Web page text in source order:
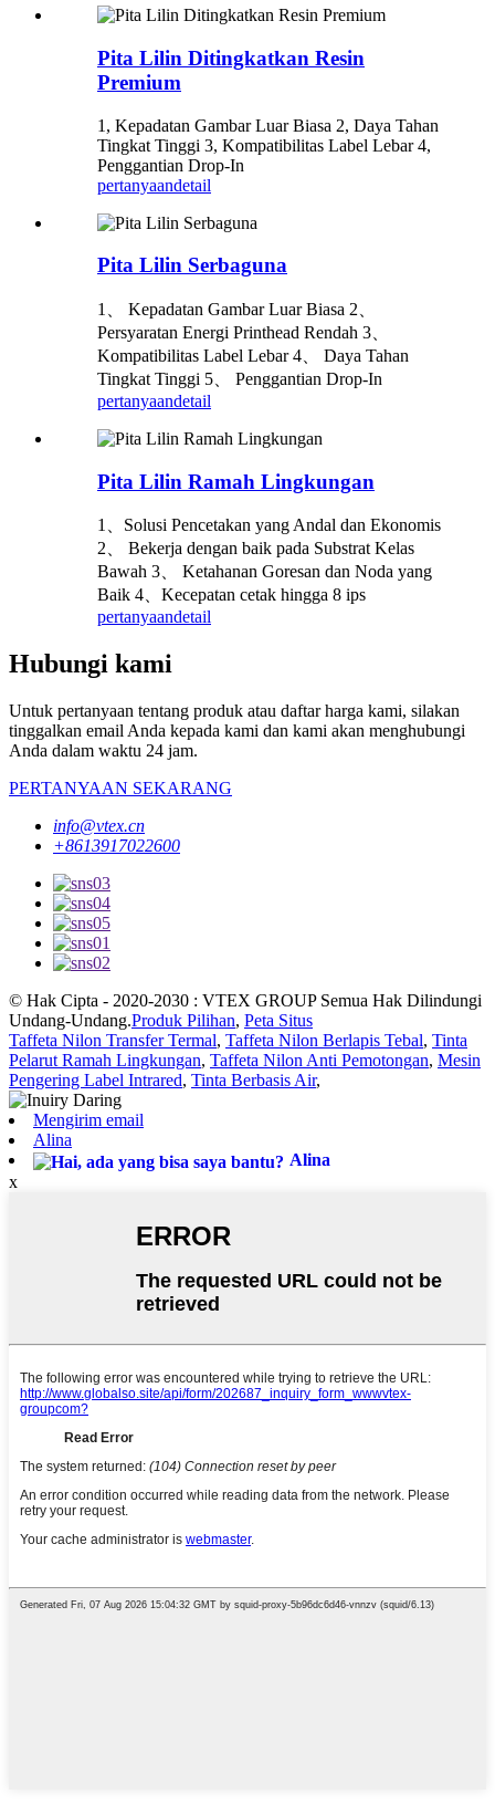
Pita Lilin Ditingkatkan Resin
Premium
1, Kepadatan Gambar Luar Biasa 2, Daya Tahan
Tingkat Tinggi 3, Kompatibilitas Label Lebar 4,
Penggantian Drop-In
pertanyaandetail
Pita Lilin Serbaguna
1、 Kepadatan Gambar Luar Biasa 2、
Persyaratan Energi Printhead Rendah 3、
Kompatibilitas Label Lebar 4、 Daya Tahan
Tingkat Tinggi 5、 Penggantian Drop-In
pertanyaandetail
Pita Lilin Ramah Lingkungan
1、Solusi Pencetakan yang Andal dan Ekonomis
2、 Bekerja dengan baik pada Substrat Kelas
Bawah 3、 Ketahanan Goresan dan Noda yang
Baik 4、Kecepatan cetak hingga 8 ips
pertanyaandetail
Hubungi kami
Untuk pertanyaan tentang produk atau daftar harga kami, silakan
tinggalkan email Anda kepada kami dan kami akan menghubungi
Anda dalam waktu 24 jam.
PERTANYAAN SEKARANG
info@vtex.cn
+8613917022600
© Hak Cipta - 2020-2030 : VTEX GROUP Semua Hak Dilindungi
Undang-Undang.Produk Pilihan, Peta Situs
Taffeta Nilon Transfer Termal, Taffeta Nilon Berlapis Tebal, Tinta
Pelarut Ramah Lingkungan, Taffeta Nilon Anti Pemotongan, Mesin
Pengering Label Intrared, Tinta Berbasis Air,
Mengirim email
Alina
Alina
x